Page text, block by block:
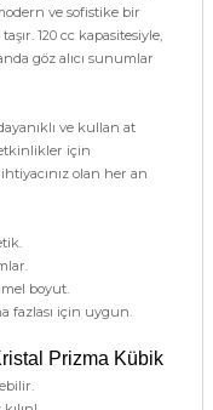
ve sofistike bir
120 cc kapasitesiyle,
göz alıcı sunumlar
ve kullan at
için
olan her an
boyut.
fazlası için uygun.
Prizma Kübik